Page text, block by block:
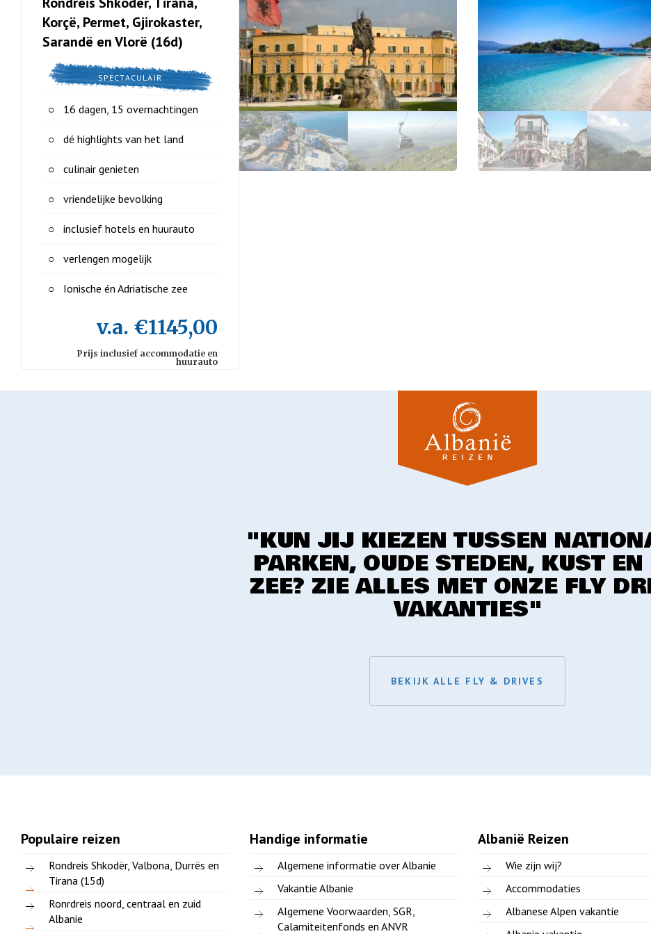
Korçë, Permet, Gjirokaster,
Sarandë en Vlorë (16d)
SPECTACULAIR
16 dagen, 15 overnachtingen
dé highlights van het land
culinair genieten
vriendelijke bevolking
inclusief hotels en huurauto
verlengen mogelijk
Ionische én Adriatische zee
v.a. €1145,00
Prijs inclusief accommodatie en
huurauto
"KUN JIJ KIEZEN TUSSEN
PARKEN, OUDE STEDEN, KUST EN
ZEE? ZIE ALLES MET ONZE FLY
VAKANTIES"
BEKIJK ALLE FLY & DRIVES
Populaire reizen
Rondreis Shkodër, Valbona, Durrës en
Tirana (15d)
Ronrdreis noord, centraal en zuid
Albanie
Handige informatie
Algemene informatie over Albanie
Vakantie Albanie
Algemene Voorwaarden, SGR,
Calamiteitenfonds en ANVR
Albanië Reizen
Wie zijn wij?
Accommodaties
Albanese Alpen vakantie